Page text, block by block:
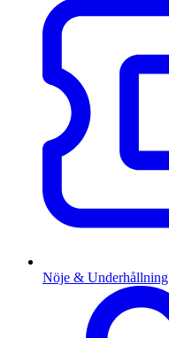
Nöje & Underhållning